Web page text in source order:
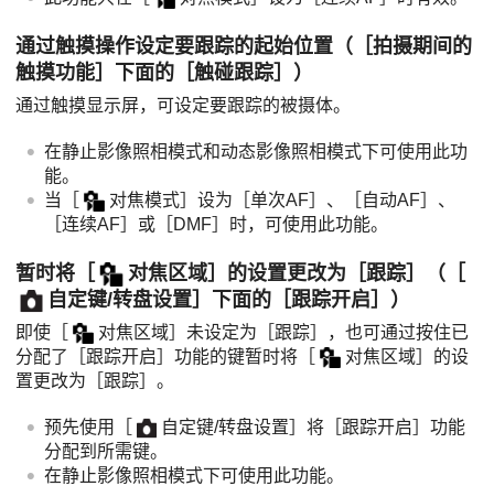
通过触摸操作设定要跟踪的起始位置（ ［拍摄期间的
触摸功能］ 下面的 ［触碰跟踪］ ）
通过触摸显示屏，可设定要跟踪的被摄体。
在静止影像照相模式和动态影像照相模式下可使用此功
能。
当
对焦模式］ 设为 ［单次AF］ 、 ［自动AF］ 、
［连续AF］ 或 ［DMF］ 时，可使用此功能。
暂时将 对焦区域］ 的设置更改为 ［跟踪］ （
自定键/转盘设置］ 下面的［跟踪开启］ ）
即使 对焦区域］ 未设定为 ［跟踪］
，也可通过按住已
分配了
［跟踪开启］ 功能的键暂时将 对焦区域］ 的设
置更改为 ［跟踪］ 。
预先使用 自定键/转盘设置］ 将［跟踪开启］ 功能
分配到所需键。
在静止影像照相模式下可使用此功能。